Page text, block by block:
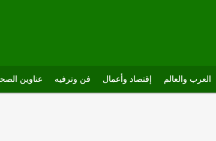
العرب والعالم إقتصاد وأعمال فن وترفيه عناوين